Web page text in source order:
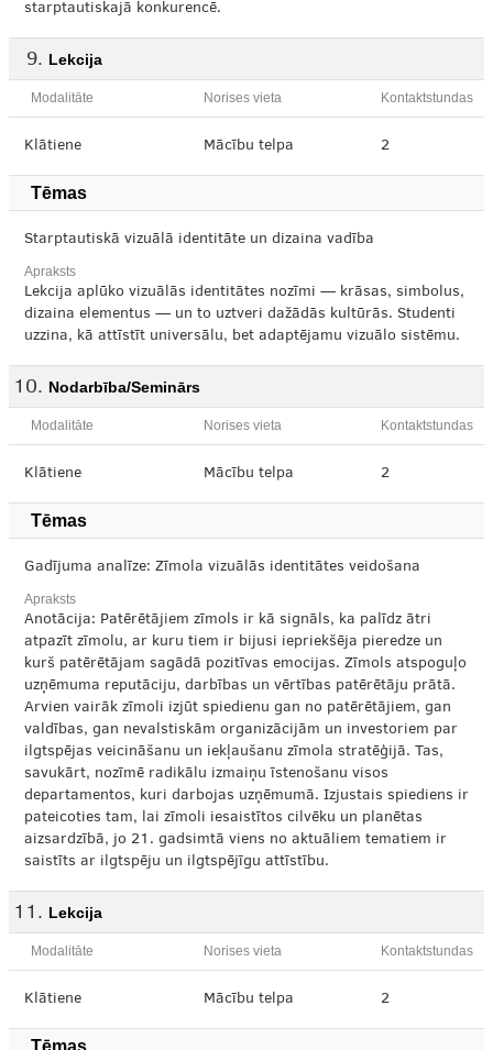
starptautiskajā konkurencē.
Lekcija
Modalitāte Norises vieta Kontaktstundas
Klātiene Mācību telpa 2
Tēmas
Starptautiskā vizuālā identitāte un dizaina vadība
Apraksts
Lekcija aplūko vizuālās identitātes nozīmi — krāsas, simbolus,
dizaina elementus — un to uztveri dažādās kultūrās. Studenti
uzzina, kā attīstīt universālu, bet adaptējamu vizuālo sistēmu.
Nodarbība/Seminārs
Modalitāte Norises vieta Kontaktstundas
Klātiene Mācību telpa 2
Tēmas
Gadījuma analīze: Zīmola vizuālās identitātes veidošana
Apraksts
Anotācija: Patērētājiem zīmols ir kā signāls, ka palīdz ātri
atpazīt zīmolu, ar kuru tiem ir bijusi iepriekšēja pieredze un
kurš patērētājam sagādā pozitīvas emocijas. Zīmols atspoguļo
uzņēmuma reputāciju, darbības un vērtības patērētāju prātā.
Arvien vairāk zīmoli izjūt spiedienu gan no patērētājiem, gan
valdības, gan nevalstiskām organizācijām un investoriem par
ilgtspējas veicināšanu un iekļaušanu zīmola stratēģijā. Tas,
savukārt, nozīmē radikālu izmaiņu īstenošanu visos
departamentos, kuri darbojas uzņēmumā. Izjustais spiediens ir
pateicoties tam, lai zīmoli iesaistītos cilvēku un planētas
aizsardzībā, jo 21. gadsimtā viens no aktuāliem tematiem ir
saistīts ar ilgtspēju un ilgtspējīgu attīstību.
Lekcija
Modalitāte Norises vieta Kontaktstundas
Klātiene Mācību telpa 2
Tēmas